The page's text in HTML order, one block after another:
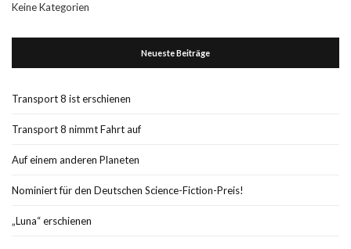
Keine Kategorien
Neueste Beiträge
Transport 8 ist erschienen
Transport 8 nimmt Fahrt auf
Auf einem anderen Planeten
Nominiert für den Deutschen Science-Fiction-Preis!
„Luna“ erschienen